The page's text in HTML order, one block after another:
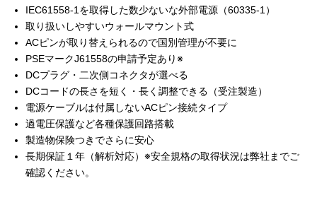
IEC61558-1を取得した数少ないな外部電源（60335-1）
取り扱いしやすいウォールマウント式
ACピンが取り替えられるので国別管理が不要に
PSEマークJ61558の申請予定あり※
DCプラグ・二次側コネクタが選べる
DCコードの長さを短く・長く調整できる（受注製造）
電源ケーブルは付属しないACピン接続タイプ
過電圧保護など各種保護回路搭載
製造物保険つきでさらに安心
長期保証１年（解析対応）※安全規格の取得状況は弊社までご
確認ください。